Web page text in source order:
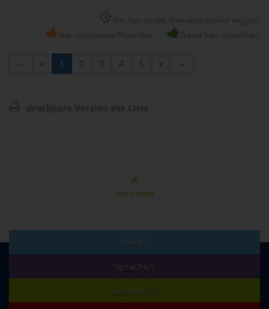
← « 1 2 3 4 5 » →
NACH OBEN
Beruf
Sprachen
Gesundheit